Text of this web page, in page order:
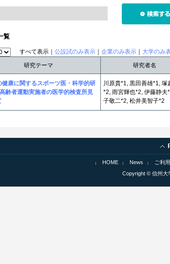
覧
すべて表示｜ 公設試のみ表示 企業のみ表示 大学のみ
研究テーマ 研究者名
健康に関するスポーツ医・科学的研
齢者運動実施者の医学的検査所見
川原貴*1, 黒田善雄*1, 塚
*2, 雨宮輝也*2, 伊藤静夫
子敬二*2, 松井美智子*2
HOME News ご利
Copyright © 信州大